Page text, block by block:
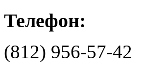
Телефон:
(812) 956-57-42